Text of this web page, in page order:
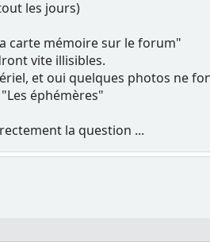
les jours)
carte mémoire sur le forum"
vite illisibles.
et oui quelques photos ne
éphémères"
la question ...